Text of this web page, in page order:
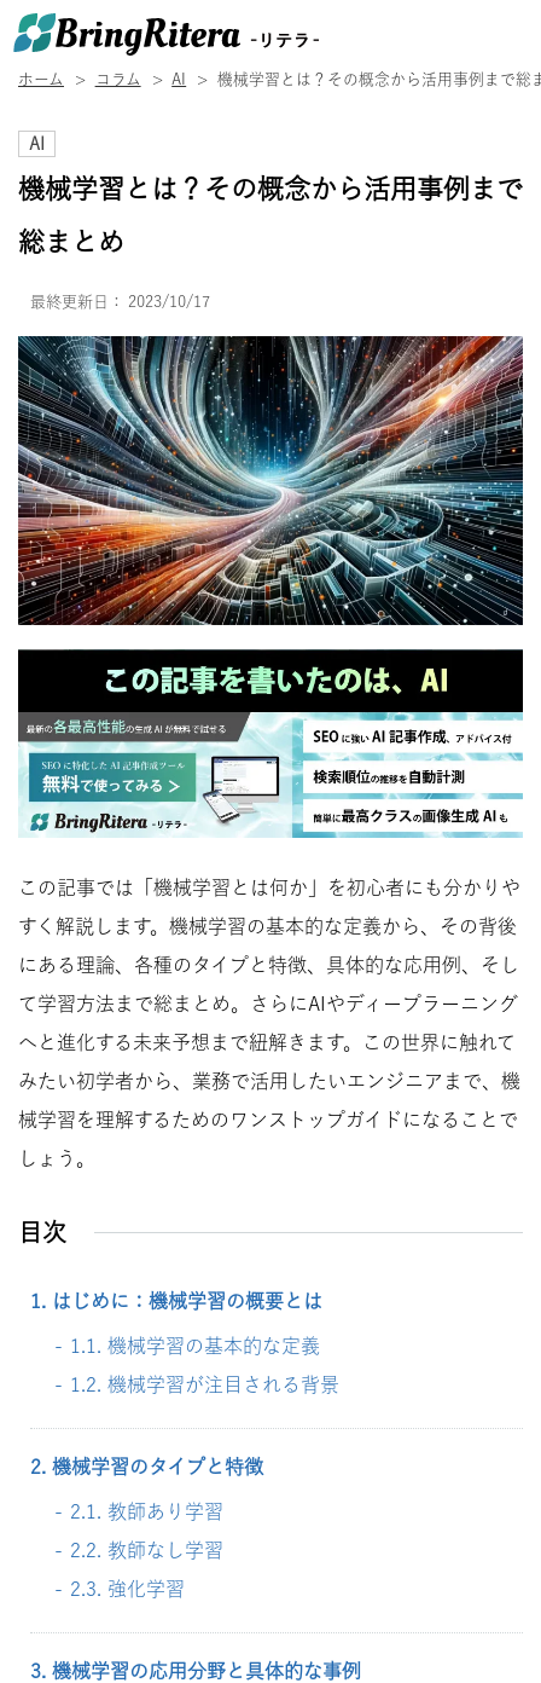
ホーム コラム AI 機械学習とは？その概念から活用事例まで総
AI
機械学習とは？その概念から活用事例まで
総まとめ
最終更新日： 2023/10/17
この記事では「機械学習とは何か」を初心者にも分かりや
すく解説します。機械学習の基本的な定義から、その背後
にある理論、各種のタイプと特徴、具体的な応用例、そし
て学習方法まで総まとめ。さらにAIやディープラーニング
へと進化する未来予想まで紐解きます。この世界に触れて
みたい初学者から、業務で活用したいエンジニアまで、機
械学習を理解するためのワンストップガイドになることで
しょう。
目次
1. はじめに：機械学習の概要とは
1.1. 機械学習の基本的な定義
1.2. 機械学習が注目される背景
2. 機械学習のタイプと特徴
2.1. 教師あり学習
2.2. 教師なし学習
2.3. 強化学習
3. 機械学習の応用分野と具体的な事例